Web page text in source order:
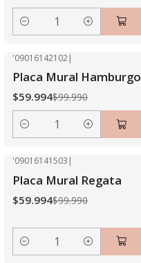
Cantidad
'09016142102|
Placa Mural Hamburgo
$59.994$99.990
Cantidad
'09016141503 |
Placa Mural Regata
$59.994$99.990
Cantidad